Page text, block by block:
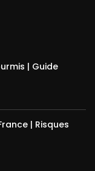
| Guide
| Risques